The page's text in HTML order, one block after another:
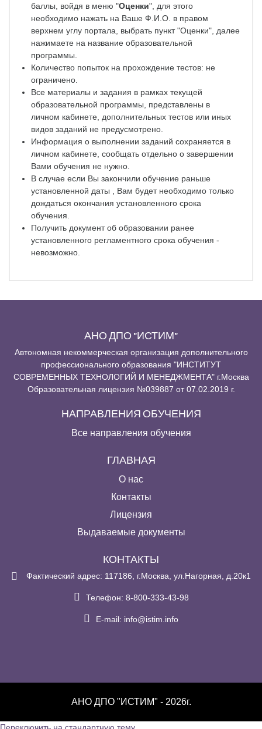
баллы, войдя в меню "Оценки", для этого
необходимо нажать на Ваше Ф.И.О. в правом
верхнем углу портала, выбрать пункт "Оценки", далее
нажимаете на название образовательной
программы.
Количество попыток на прохождение тестов: не
ограничено.
Все материалы и задания в рамках текущей
образовательной программы, представлены в
личном кабинете, дополнительных тестов или иных
видов заданий не предусмотрено.
Информация о выполнении заданий сохраняется в
личном кабинете, сообщать отдельно о завершении
Вами обучения не нужно.
В случае если Вы закончили обучение раньше
установленной даты , Вам будет необходимо только
дождаться окончания установленного срока
обучения.
Получить документ об образовании ранее
установленного регламентного срока обучения -
невозможно.
АНО ДПО "ИСТИМ"
Автономная некоммерческая организация дополнительного
профессионального образования "ИНСТИТУТ
СОВРЕМЕННЫХ ТЕХНОЛОГИЙ И МЕНЕДЖМЕНТА" г.Москва
Образовательная лицензия №039887 от 07.02.2019 г.
НАПРАВЛЕНИЯ ОБУЧЕНИЯ
Все направления обучения
ГЛАВНАЯ
О нас
Контакты
Лицензия
Выдаваемые документы
КОНТАКТЫ
Фактический адрес: 117186, г.Москва, ул.Нагорная, д.20к1
Телефон: 8-800-333-43-98
E-mail: info@istim.info
АНО ДПО "ИСТИМ" - 2026г.